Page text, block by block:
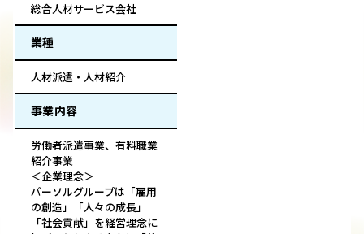
総合人材サービス会社
業種
人材派遣・人材紹介
事業内容
労働者派遣事業、有料職業
紹介事業
＜企業理念＞
パーソルグループは「雇用
の創造」「人々の成長」
「社会貢献」を経営理念に